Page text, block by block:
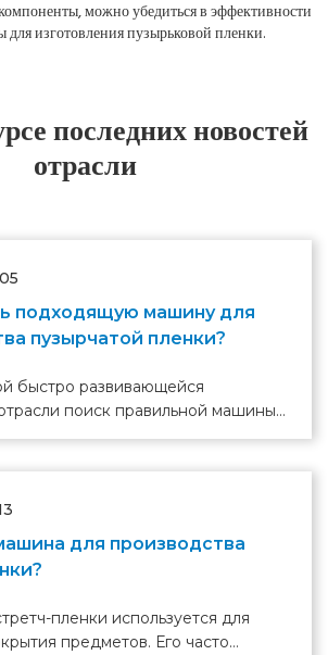
можно убедиться в эффективности
изготовления пузырьковой пленки.
последних новостей
отрасли
подходящую машину для
пузырчатой ​​пленки?
быстро развивающейся
поиск правильной машины
пузырчатой ​​пленки имеет
для производства
включающий множество факторов.
помочь вам выбрать лучшую
для производства
пленки используется для
предметов. Его часто